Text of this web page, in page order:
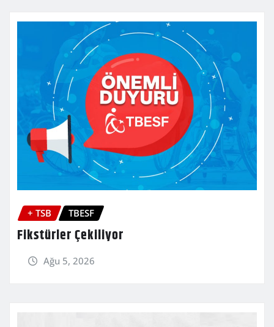
+ TSB TBESF
Fikstürler Çekiliyor
Ağu 5, 2026